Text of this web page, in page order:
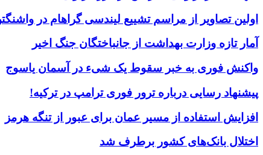
اولین تصاویر از مراسم تشییع لیندسی گراهام در
آمار تازه وزارت بهداشت از جانباختگان جنگ اخیر
واکنش فوری به خبر سقوط یک شیء در آسمان یاسوج
پیشنهاد رسایی درباره ترور فوری ترامپ در ترکیه!
افزایش استفاده از مسیر عمان برای عبور از تنگه هرمز
اختلال بانک‌های کشور برطرف شد